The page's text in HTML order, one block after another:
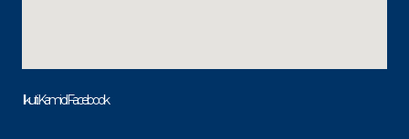
Ikuti Kami di Facebook